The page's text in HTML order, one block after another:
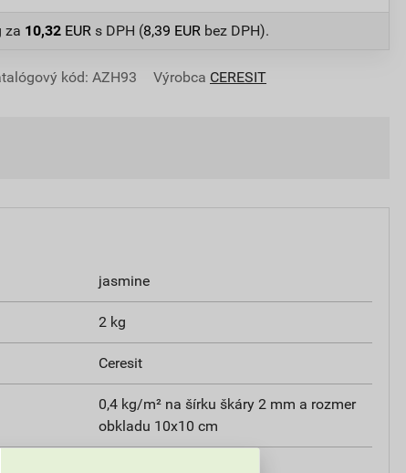
za 10,32 EUR s DPH (8,39 EUR bez DPH).
kód: AZH93 Výrobca CERESIT
jasmine
2 kg
Ceresit
0,4 kg/m² na šírku škáry 2 mm a rozmer
obkladu 10x10 cm